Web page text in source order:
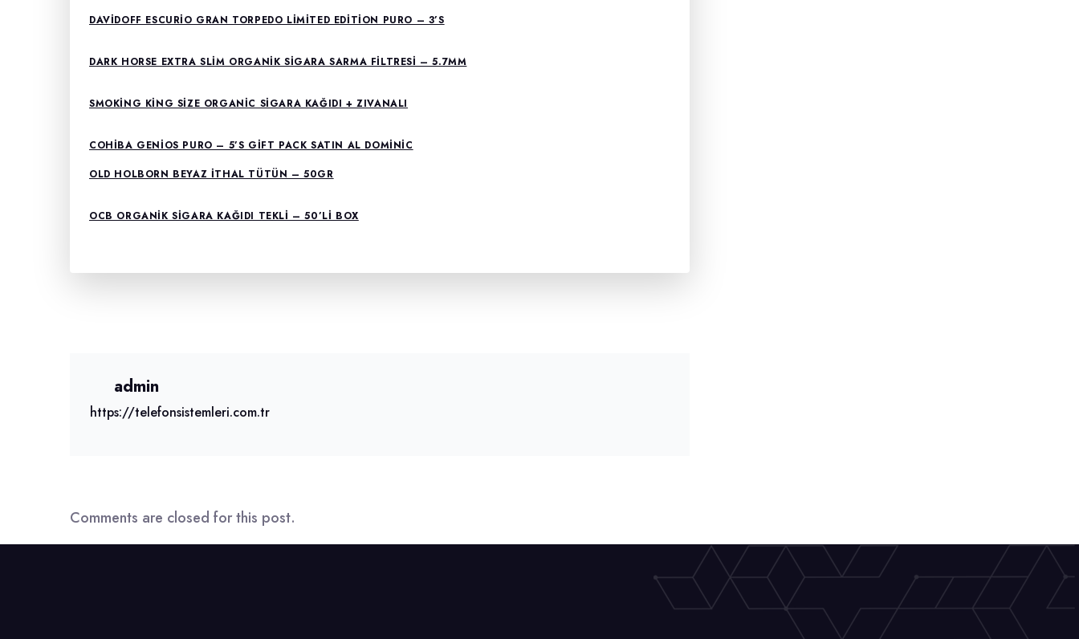
DAVIDOFF ESCURIO GRAN TORPEDO LIMITED EDITION PURO – 3’S
DARK HORSE EXTRA SLIM ORGANIK SIGARA SARMA FILTRESI – 5.7MM
SMOKING KING SIZE ORGANIC SIGARA KAĞIDI + ZIVANALI
COHIBA GENIOS PURO – 5’S GIFT PACK SATIN AL DOMİNİC
OLD HOLBORN BEYAZ ITHAL TÜTÜN – 50GR
OCB ORGANIK SIGARA KAĞIDI TEKLI – 50’LI BOX
admin
https://telefonsistemleri.com.tr
Comments are closed for this post.